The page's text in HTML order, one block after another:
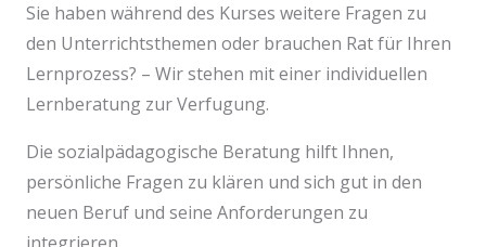
Sie haben während des Kurses weitere Fragen zu
den Unterrichtsthemen oder brauchen Rat für Ihren
Lernprozess? – Wir stehen mit einer individuellen
Lernberatung zur Verfugung.
Die sozialpädagogische Beratung hilft Ihnen,
persönliche Fragen zu klären und sich gut in den
neuen Beruf und seine Anforderungen zu